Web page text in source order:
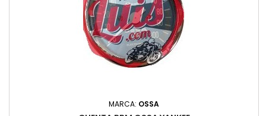
MARCA: OSSA